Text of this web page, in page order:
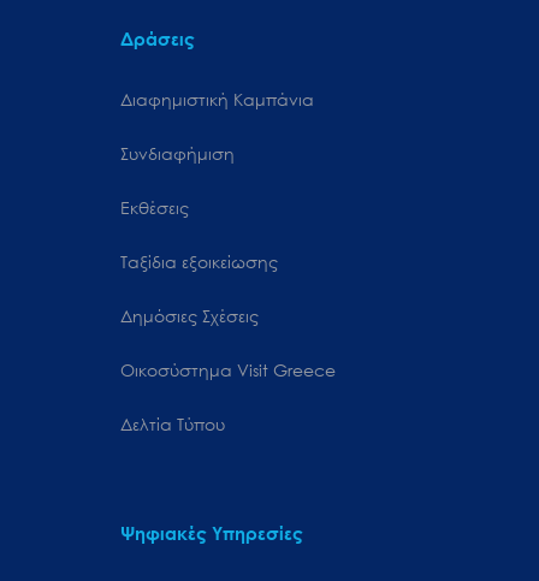
Δράσεις
Διαφημιστική Καμπάνια
Συνδιαφήμιση
Εκθέσεις
Ταξίδια εξοικείωσης
Δημόσιες Σχέσεις
Oικοσύστημα Visit Greece
Δελτία Τύπου
Ψηφιακές Υπηρεσίες